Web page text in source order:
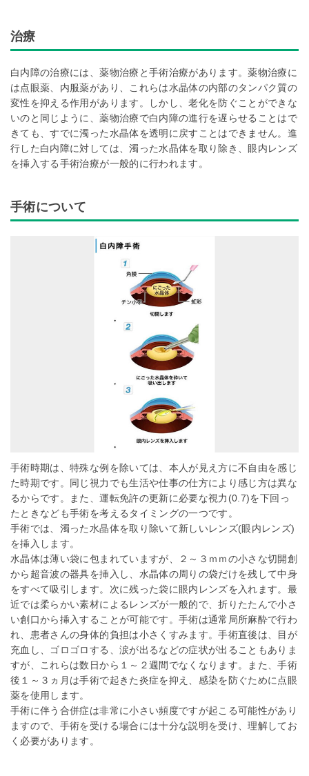
治療
白内障の治療には、薬物治療と手術治療があります。薬物治療に
は点眼薬、内服薬があり、これらは水晶体の内部のタンパク質の
変性を抑える作用があります。しかし、老化を防ぐことができな
いのと同じように、薬物治療で白内障の進行を遅らせることはで
きても、すでに濁った水晶体を透明に戻すことはできません。進
行した白内障に対しては、濁った水晶体を取り除き、眼内レンズ
を挿入する手術治療が一般的に行われます。
手術について
手術時期は、特殊な例を除いては、本人が見え方に不自由を感じ
た時期です。同じ視力でも生活や仕事の仕方により感じ方は異な
るからです。また、運転免許の更新に必要な視力(0.7)を下回っ
たときなども手術を考えるタイミングの一つです。
手術では、濁った水晶体を取り除いて新しいレンズ(眼内レンズ)
を挿入します。
水晶体は薄い袋に包まれていますが、２～３ｍｍの小さな切開創
から超音波の器具を挿入し、水晶体の周りの袋だけを残して中身
をすべて吸引します。次に残った袋に眼内レンズを入れます。最
近では柔らかい素材によるレンズが一般的で、折りたたんで小さ
い創口から挿入することが可能です。手術は通常局所麻酔で行わ
れ、患者さんの身体的負担は小さくすみます。手術直後は、目が
充血し、ゴロゴロする、涙が出るなどの症状が出ることもありま
すが、これらは数日から１～２週間でなくなります。また、手術
後１～３ヵ月は手術で起きた炎症を抑え、感染を防ぐために点眼
薬を使用します。
手術に伴う合併症は非常に小さい頻度ですが起こる可能性があり
ますので、手術を受ける場合には十分な説明を受け、理解してお
く必要があります。